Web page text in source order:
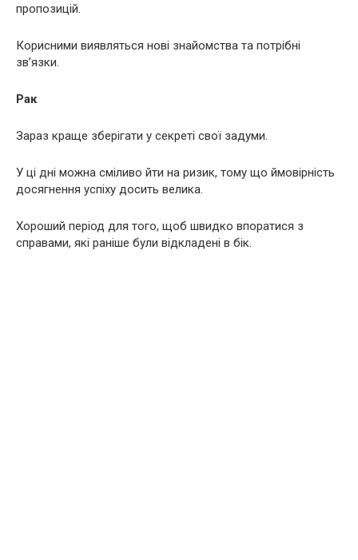
пропозицій.
Корисними виявляться нові знайомства та потрібні
зв’язки.
Рак
Зараз краще зберігати у секреті свої задуми.
У ці дні можна сміливо йти на ризик, тому що ймовірність
досягнення успіху досить велика.
Хороший період для того, щоб швидко впоратися з
справами, які раніше були відкладені в бік.